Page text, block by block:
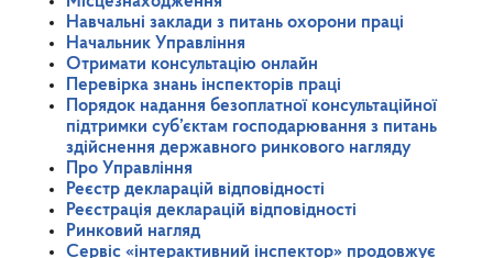
Навчальні заклади з питань охорони праці
Начальник Управління
Отримати консультацію онлайн
Перевірка знань інспекторів праці
Порядок надання безоплатної консультаційної
підтримки суб’єктам господарювання з питань
здійснення державного ринкового нагляду
Про Управління
Реєстр декларацій відповідності
Реєстрація декларацій відповідності
Ринковий нагляд
Сервіс «інтерактивний інспектор» продовжує